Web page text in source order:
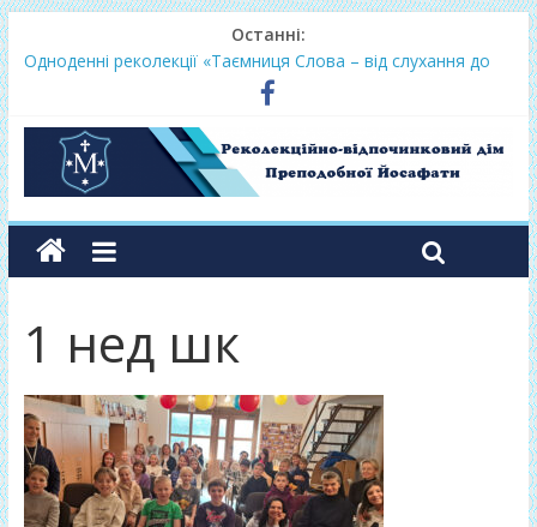
Останні:
Одноденні реколекції «Таємниця Слова – від слухання до
Lectio Divina – єв.Матея 2026
Нове життя в Христі – осінь 2026
Фундамент у вересні 2026
1 нед шк